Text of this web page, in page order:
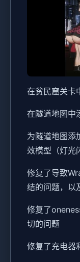
在贫民窟关卡
在隧道地图中
为隧道地图添
效模型（灯光
修复了导致
结的问题，以
修复了
切的问题
修复了充电器